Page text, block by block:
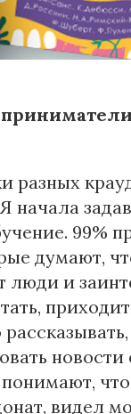
разных
начала
99%
думают,
люди и
новости
видел